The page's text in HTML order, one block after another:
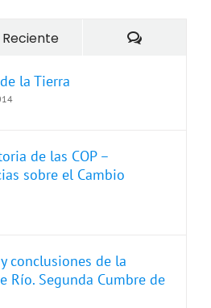
Reciente
la Tierra
de las COP –
sobre el Cambio
conclusiones de la
Río. Segunda Cumbre de